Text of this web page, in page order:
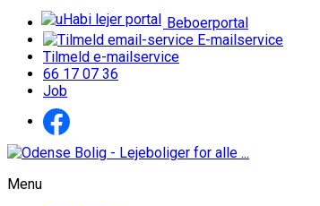
Beboerportal
E-mailservice
Tilmeld e-mailservice
66 17 07 36
Job
Menu